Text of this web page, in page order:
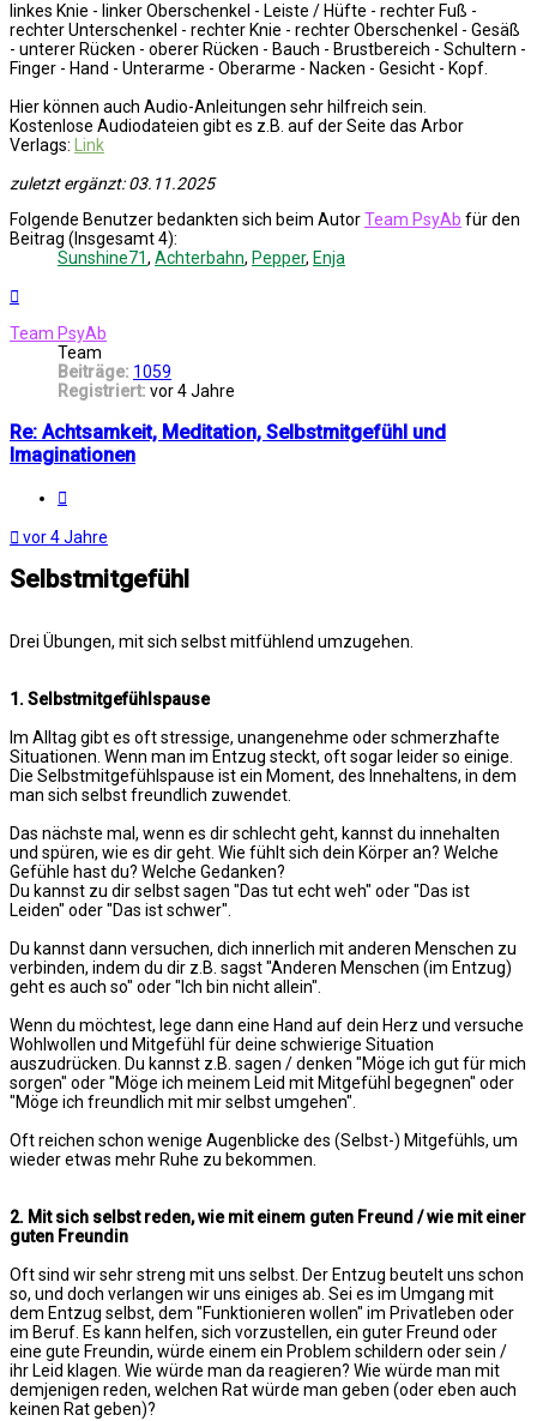
linkes Knie - linker Oberschenkel - Leiste / Hüfte - rechter Fuß -
rechter Unterschenkel - rechter Knie - rechter Oberschenkel - Gesäß
- unterer Rücken - oberer Rücken - Bauch - Brustbereich - Schultern -
Finger - Hand - Unterarme - Oberarme - Nacken - Gesicht - Kopf.
Hier können auch Audio-Anleitungen sehr hilfreich sein.
Kostenlose Audiodateien gibt es z.B. auf der Seite das Arbor
Verlags: Link
zuletzt ergänzt: 03.11.2025
Folgende Benutzer bedankten sich beim AutorTeam PsyAb für den
Beitrag (Insgesamt 4):
Sunshine71, Achterbahn, Pepper, Enja
Team PsyAb
Team
Beiträge: 1059
Registriert: vor 4 Jahre
Re: Achtsamkeit, Meditation, Selbstmitgefühl und
Imaginationen
vor 4 Jahre
Selbstmitgefühl
Drei Übungen, mit sich selbst mitfühlend umzugehen.
1. Selbstmitgefühlspause
Im Alltag gibt es oft stressige, unangenehme oder schmerzhafte
Situationen. Wenn man im Entzug steckt, oft sogar leider so einige.
Die Selbstmitgefühlspause ist ein Moment, des Innehaltens, in dem
man sich selbst freundlich zuwendet.
Das nächste mal, wenn es dir schlecht geht, kannst du innehalten
und spüren, wie es dir geht. Wie fühlt sich dein Körper an? Welche
Gefühle hast du? Welche Gedanken?
Du kannst zu dir selbst sagen "Das tut echt weh" oder "Das ist
Leiden" oder "Das ist schwer".
Du kannst dann versuchen, dich innerlich mit anderen Menschen zu
verbinden, indem du dir z.B. sagst "Anderen Menschen (im Entzug)
geht es auch so" oder "Ich bin nicht allein".
Wenn du möchtest, lege dann eine Hand auf dein Herz und versuche
Wohlwollen und Mitgefühl für deine schwierige Situation
auszudrücken. Du kannst z.B. sagen / denken "Möge ich gut für mich
sorgen" oder "Möge ich meinem Leid mit Mitgefühl begegnen" oder
"Möge ich freundlich mit mir selbst umgehen".
Oft reichen schon wenige Augenblicke des (Selbst-) Mitgefühls, um
wieder etwas mehr Ruhe zu bekommen.
2. Mit sich selbst reden, wie mit einem guten Freund / wie mit einer
guten Freundin
Oft sind wir sehr streng mit uns selbst. Der Entzug beutelt uns schon
so, und doch verlangen wir uns einiges ab. Sei es im Umgang mit
dem Entzug selbst, dem "Funktionieren wollen" im Privatleben oder
im Beruf. Es kann helfen, sich vorzustellen, ein guter Freund oder
eine gute Freundin, würde einem ein Problem schildern oder sein /
ihr Leid klagen. Wie würde man da reagieren? Wie würde man mit
demjenigen reden, welchen Rat würde man geben (oder eben auch
keinen Rat geben)?